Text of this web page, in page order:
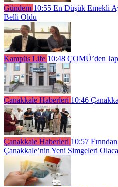
Gündem 10:55 En Düşük Emekli
Belli Oldu
Kampüs Life 10:48 ÇOMÜ’den
Çanakkale Haberleri 10:46
Çanakkale Haberleri 10:57
Çanakkale’nin Yeni Simgeleri